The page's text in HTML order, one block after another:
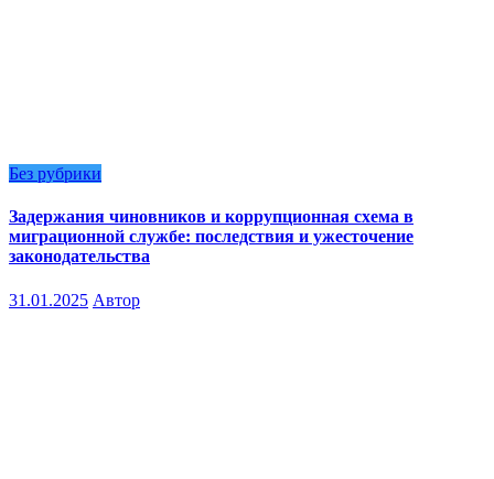
Без рубрики
Задержания чиновников и коррупционная схема в
миграционной службе: последствия и ужесточение
законодательства
31.01.2025 Автор